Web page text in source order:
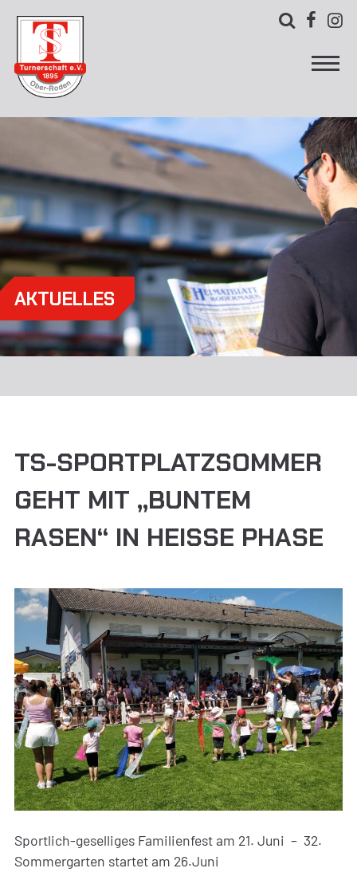
  
AKTUELLES
TS-SPORTPLATZSOMMER
GEHT MIT „BUNTEM
RASEN“ IN HEISSE PHASE
Sportlich-geselliges Familienfest am 21. Juni – 32.
Sommergarten startet am 26.Juni